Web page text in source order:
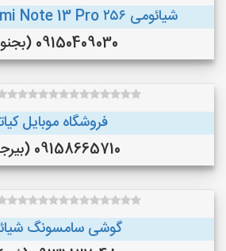
شیائومی Redmi Note 13 Pro ۲۵۶ گیگابایت
09150409030 (بجنورد )
فروشگاه موبایل
09158665710 (بیرجند )
گوشی سامسونگ